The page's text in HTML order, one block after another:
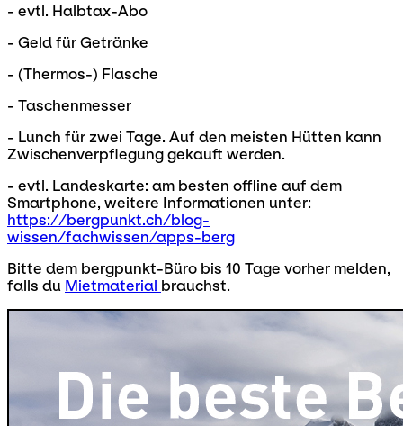
- evtl. Halbtax-Abo
- Geld für Getränke
- (Thermos-) Flasche
- Taschenmesser
- Lunch für zwei Tage. Auf den meisten Hütten kann
Zwischenverpflegung gekauft werden.
- evtl. Landeskarte: am besten offline auf dem
Smartphone, weitere Informationen unter:
https://bergpunkt.ch/blog-
wissen/fachwissen/apps-berg
Bitte dem bergpunkt-Büro bis 10 Tage vorher melden,
falls du Mietmaterial brauchst.